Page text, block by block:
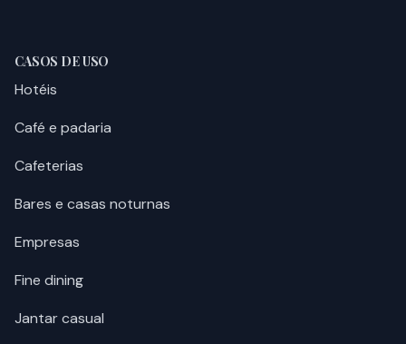
CASOS DE USO
Hotéis
Café e padaria
Cafeterias
Bares e casas noturnas
Empresas
Fine dining
Jantar casual